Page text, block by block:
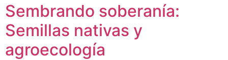
Sembrando soberanía:
Semillas nativas y
agroecología